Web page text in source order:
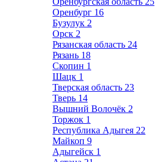
Оренбург 16
Бузулук 2
Орск 2
Рязанская область 24
Рязань 18
Скопин 1
Шацк 1
Тверская область 23
Тверь 14
Вышний Волочёк 2
Торжок 1
Республика Адыгея 22
Майкоп 9
Адыгейск 1